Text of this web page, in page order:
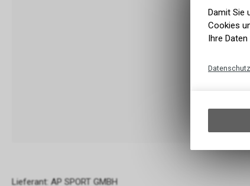
Lieferant: AP SPORT GMBH
Damit Sie
Cookies
Ihre